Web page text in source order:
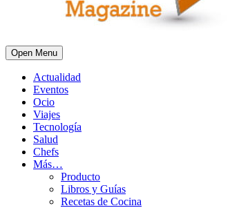
Open Menu
Actualidad
Eventos
Ocio
Viajes
Tecnología
Salud
Chefs
Más…
Producto
Libros y Guías
Recetas de Cocina